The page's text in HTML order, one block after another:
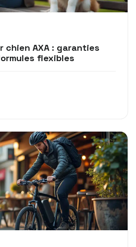
chien AXA : garanties
flexibles